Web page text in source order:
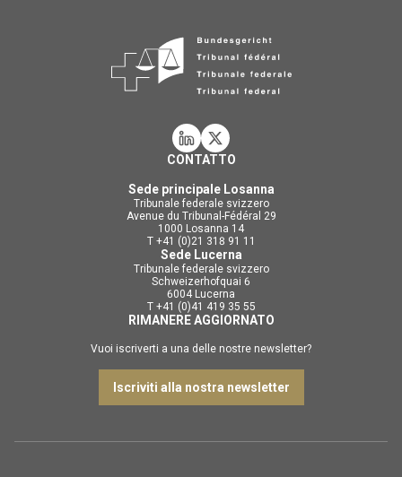
CONTATTO
Sede principale Losanna
Tribunale federale svizzero
Avenue du Tribunal-Fédéral 29
1000 Losanna 14
T +41 (0)21 318 91 11
Sede Lucerna
Tribunale federale svizzero
Schweizerhofquai 6
6004 Lucerna
T +41 (0)41 419 35 55
RIMANERE AGGIORNATO
Vuoi iscriverti a una delle nostre newsletter?
Iscriviti alla nostra newsletter